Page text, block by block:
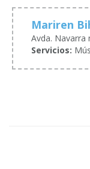
Mariren
Avda. Navarra
Servicios: